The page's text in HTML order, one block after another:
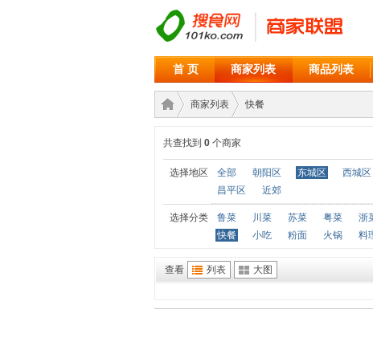
首 页 商家列表 商品列表
商家›
商家列表
›
快餐
共查找到 0 个商家
选择地区 全部 朝阳区 东城区 西城区
昌平区
近郊
选择分类 鲁菜 川菜 苏菜 粤菜 浙
快餐
小吃 粉面 火锅 料
查看 列表 大图